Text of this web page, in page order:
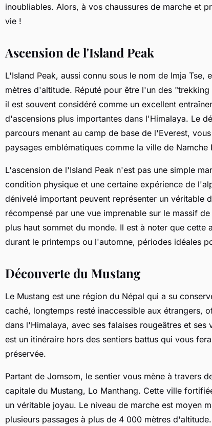
inoubliables. Alors, à vos chaussures de marche et
vie !
Ascension de l'Island Peak
L'Island Peak, aussi connu sous le nom de Imja Tse,
mètres d'altitude. Réputé pour être l'un des
il est souvent considéré comme un excellent
d'ascensions plus importantes dans l'Himalaya. Le
parcours menant au camp de base de l'Everest,
paysages emblématiques comme la ville de Namche
L'ascension de l'Island Peak n'est pas une simple
condition physique et une certaine expérience de
dénivelé important peuvent représenter un véritable
récompensé par une vue imprenable sur le massif
plus haut sommet du monde. Il est à noter que cette
durant le printemps ou l'automne, périodes idéales
Découverte du Mustang
Le Mustang est une région du Népal qui a su
caché, longtemps resté inaccessible aux étrangers,
dans l'Himalaya, avec ses falaises rougeâtres et ses
est un itinéraire hors des sentiers battus qui vous
préservée.
Partant de Jomsom, le sentier vous mène à travers
capitale du Mustang, Lo Manthang. Cette ville
un véritable joyau. Le niveau de marche est moyen
plusieurs passages à plus de 4 000 mètres